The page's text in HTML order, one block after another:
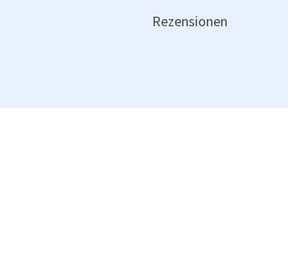
Rezensionen